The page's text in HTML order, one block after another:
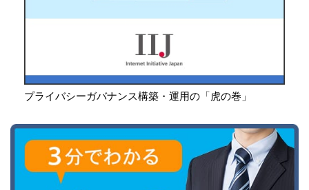
プライバシーガバナンス構築・運用の「虎の巻」